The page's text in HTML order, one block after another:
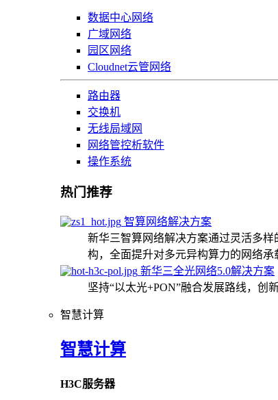
数据中心网络
广域网络
园区网络
Cloudnet云管网络
路由器
交换机
无线局域网
网络管控析软件
操作系统
热门推荐
智算网络解决方案
新华三智算网络解决方案通过灵活多
构，全面提升对多元异构算力的网络承
新华三全光网络5.0解决方案
坚持“以太光+PON”融合发展路线，创
智慧计算
智慧计算
H3C服务器